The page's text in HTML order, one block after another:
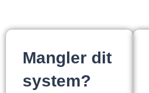
Mangler dit
system?